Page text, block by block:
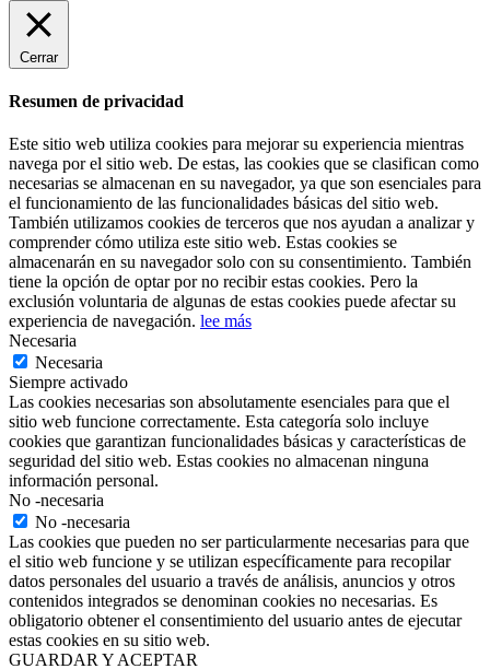
Cerrar
Resumen de privacidad
Este sitio web utiliza cookies para mejorar su experiencia mientras
navega por el sitio web. De estas, las cookies que se clasifican como
necesarias se almacenan en su navegador, ya que son esenciales para
el funcionamiento de las funcionalidades básicas del sitio web.
También utilizamos cookies de terceros que nos ayudan a analizar y
comprender cómo utiliza este sitio web. Estas cookies se
almacenarán en su navegador solo con su consentimiento. También
tiene la opción de optar por no recibir estas cookies. Pero la
exclusión voluntaria de algunas de estas cookies puede afectar su
experiencia de navegación. lee más
Necesaria
Necesaria
Siempre activado
Las cookies necesarias son absolutamente esenciales para que el
sitio web funcione correctamente. Esta categoría solo incluye
cookies que garantizan funcionalidades básicas y características de
seguridad del sitio web. Estas cookies no almacenan ninguna
información personal.
No -necesaria
No -necesaria
Las cookies que pueden no ser particularmente necesarias para que
el sitio web funcione y se utilizan específicamente para recopilar
datos personales del usuario a través de análisis, anuncios y otros
contenidos integrados se denominan cookies no necesarias. Es
obligatorio obtener el consentimiento del usuario antes de ejecutar
estas cookies en su sitio web.
GUARDAR Y ACEPTAR